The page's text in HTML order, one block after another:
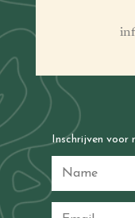
Inschrijven voor